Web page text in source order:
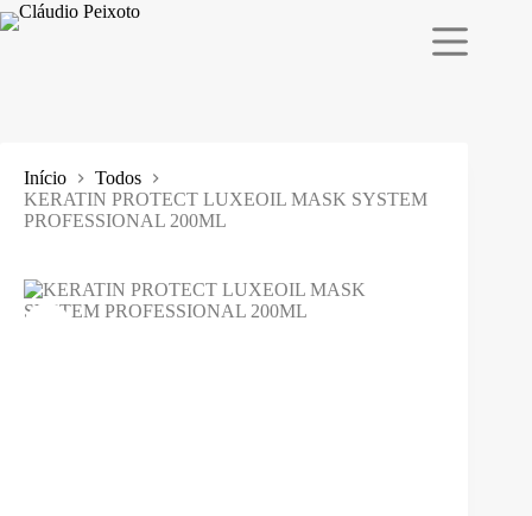
Pular
para
Início
Todos
KERATIN PROTECT LUXEOIL MASK SYSTEM
PROFESSIONAL 200ML